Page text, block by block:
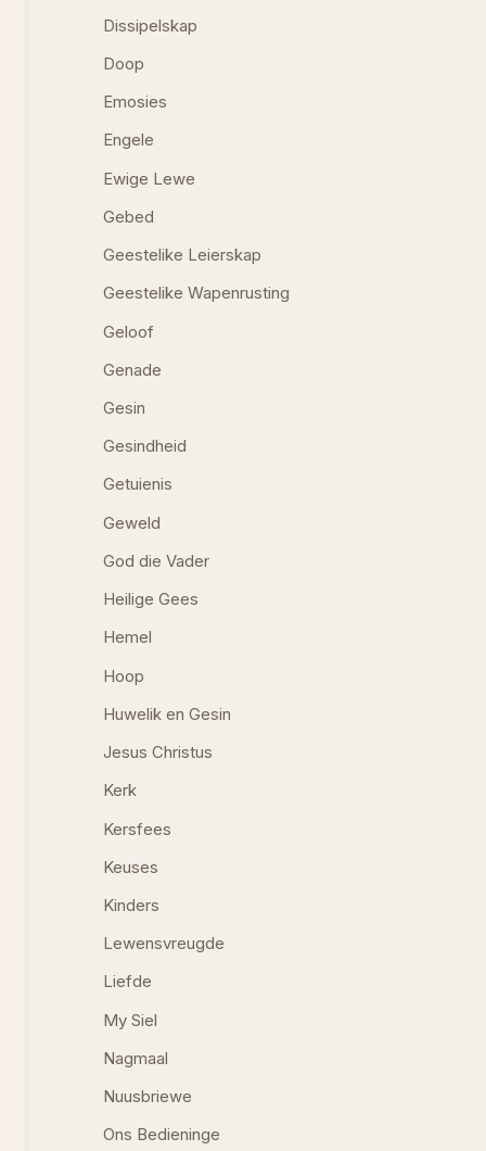
Dissipelskap
Doop
Emosies
Engele
Ewige Lewe
Gebed
Geestelike Leierskap
Geestelike Wapenrusting
Geloof
Genade
Gesin
Gesindheid
Getuienis
Geweld
God die Vader
Heilige Gees
Hemel
Hoop
Huwelik en Gesin
Jesus Christus
Kerk
Kersfees
Keuses
Kinders
Lewensvreugde
Liefde
My Siel
Nagmaal
Nuusbriewe
Ons Bedieninge